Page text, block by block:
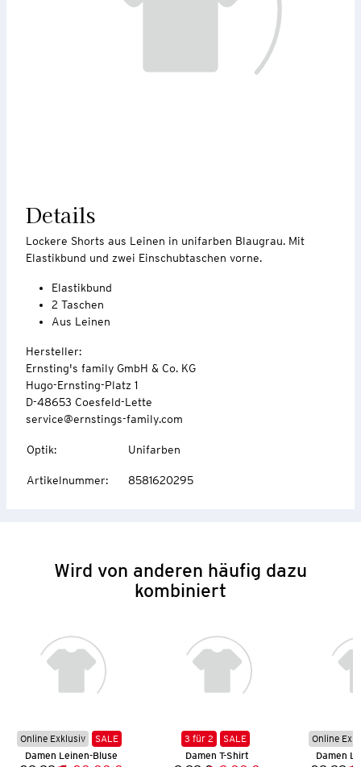
Details
Lockere Shorts aus Leinen in unifarben Blaugrau. Mit
Elastikbund und zwei Einschubtaschen vorne.
Elastikbund
2 Taschen
Aus Leinen
Hersteller:
Ernsting's family GmbH & Co. KG
Hugo-Ernsting-Platz 1
D-48653 Coesfeld-Lette
service@ernstings-family.com
Optik: Unifarben
Artikelnummer: 8581620295
Wird von anderen häufig dazu
kombiniert
Online Exklusiv
SALE
Damen Leinen-Bluse
3 für 2
SALE
Damen T-Shirt
Online
Damen